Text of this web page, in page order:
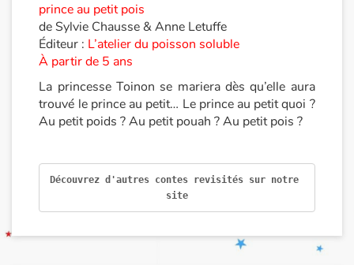
Par thématique
Rencontres et témoignages
Contes d'ici et d'ailleurs
Apprendre à lire
Livre audio
prince au petit pois
de Sylvie Chausse & Anne Letuffe
Éditeur : L’atelier du poisson soluble
À partir de 5 ans
La princesse Toinon se mariera dès qu’elle aura
trouvé le prince au petit… Le prince au petit quoi ?
Au petit poids ? Au petit pouah ? Au petit pois ?
Découvrez d'autres contes revisités sur notre
site